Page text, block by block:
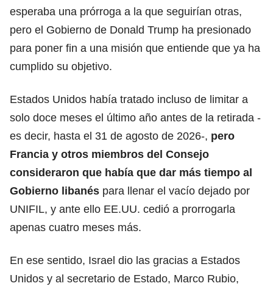
esperaba una prórroga a la que seguirían otras,
pero el Gobierno de Donald Trump ha presionado
para poner fin a una misión que entiende que ya ha
cumplido su objetivo.
Estados Unidos había tratado incluso de limitar a
solo doce meses el último año antes de la retirada -
es decir, hasta el 31 de agosto de 2026-, pero
Francia y otros miembros del Consejo
consideraron que había que dar más tiempo al
Gobierno libanés para llenar el vacío dejado por
UNIFIL, y ante ello EE.UU. cedió a prorrogarla
apenas cuatro meses más.
En ese sentido, Israel dio las gracias a Estados
Unidos y al secretario de Estado, Marco Rubio,